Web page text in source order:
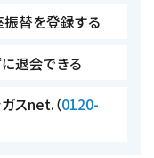
替を登録する
退会できる
スnet.（0120-